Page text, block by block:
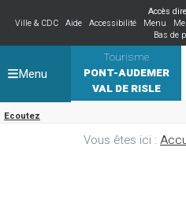
Accès
Ville & CDC Aide Accessibilité Menu
Bas de
Tourisme
PONT-AUDEMER
VAL DE RISLE
Ecoutez
Menu
Vous êtes ici :